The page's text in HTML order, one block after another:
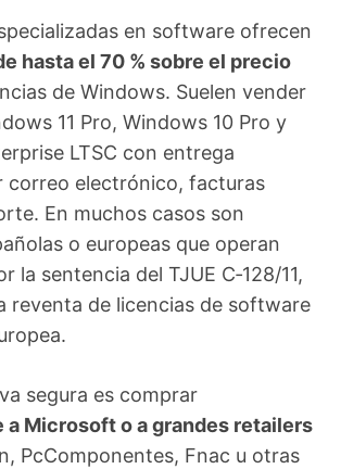
en software ofrecen
hasta el 70 % sobre el precio
de Windows. Suelen vender
11 Pro, Windows 10 Pro y
LTSC con entrega
correo electrónico, facturas
En muchos casos son
o europeas que operan
la sentencia del TJUE C‑128/11,
reventa de licencias de software
segura es comprar
Microsoft o a grandes retailers
PcComponentes, Fnac u otras